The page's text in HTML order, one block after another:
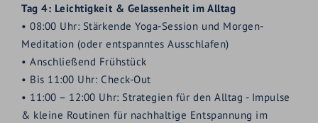
Tag 4: Leichtigkeit & Gelassenheit im Alltag
•08:00 Uhr: Stärkende Yoga-Session und Morgen-
Meditation (oder entspanntes Ausschlafen)
•Anschließend Frühstück
• Bis 11:00 Uhr: Check-Out
• 11:00 – 12:00 Uhr: Strategien für den Alltag - Impulse
& kleine Routinen für nachhaltige Entspannung im